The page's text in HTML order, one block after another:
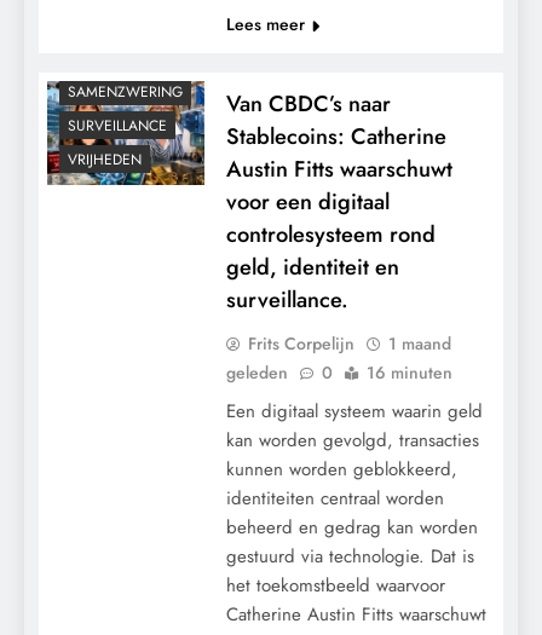
Lees meer
SAMENZWERING
SURVEILLANCE
VRIJHEDEN
Van CBDC’s naar
Stablecoins: Catherine
Austin Fitts waarschuwt
voor een digitaal
controlesysteem rond
geld, identiteit en
surveillance.
Frits Corpelijn
1 maand
geleden
0 16 minuten
Een digitaal systeem waarin geld
kan worden gevolgd, transacties
kunnen worden geblokkeerd,
identiteiten centraal worden
beheerd en gedrag kan worden
gestuurd via technologie. Dat is
het toekomstbeeld waarvoor
Catherine Austin Fitts waarschuwt